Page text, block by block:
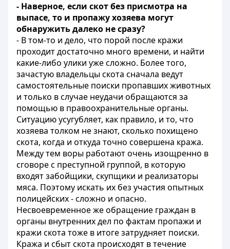
- Наверное, если скот без присмотра на
выпасе, то и пропажу хозяева могут
обнаружить далеко не сразу?
- В том-то и дело, что порой после кражи
проходит достаточно много времени, и найти
какие-либо улики уже сложно. Более того,
зачастую владельцы скота сначала ведут
самостоятельные поиски пропавших животных
и только в случае неудачи обращаются за
помощью в правоохранительные органы.
Ситуацию усугубляет, как правило, и то, что
хозяева толком не знают, сколько похищено
скота, когда и откуда точно совершена кража.
Между тем воры работают очень изощренно в
сговоре с преступной группой, в которую
входят забойщики, скупщики и реализаторы
мяса. Поэтому искать их без участия опытных
полицейских - сложно и опасно.
Несвоевременное же обращение граждан в
органы внутренних дел по фактам пропажи и
кражи скота тоже в итоге затрудняет поиски.
Кража и сбыт скота происходят в течение